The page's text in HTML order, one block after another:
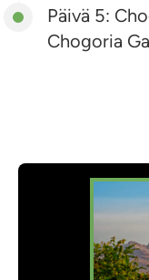
Päivä 5:
Chogoria